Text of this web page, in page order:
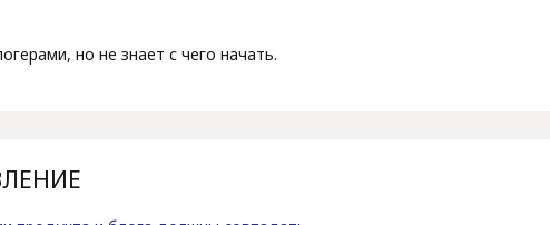
но не знает с чего начать.